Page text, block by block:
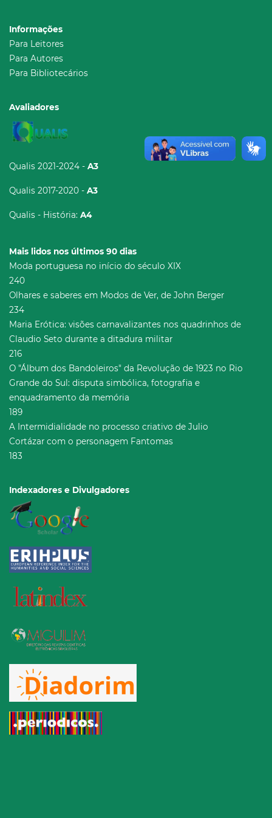
Informações
Para Leitores
Para Autores
Para Bibliotecários
Avaliadores
Qualis 2021-2024 - A3
Qualis 2017-2020 - A3
Qualis - História: A4
Mais lidos nos últimos 90 dias
Moda portuguesa no início do século XIX
240
Olhares e saberes em Modos de Ver, de John Berger
234
Maria Erótica: visões carnavalizantes nos quadrinhos de
Claudio Seto durante a ditadura militar
216
O "Álbum dos Bandoleiros" da Revolução de 1923 no Rio
Grande do Sul: disputa simbólica, fotografia e
enquadramento da memória
189
A Intermidialidade no processo criativo de Julio
Cortázar com o personagem Fantomas
183
Indexadores e Divulgadores